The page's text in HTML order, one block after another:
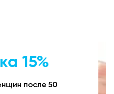
15%
после 50